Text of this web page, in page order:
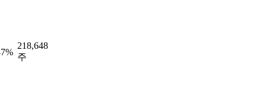
218,648
주